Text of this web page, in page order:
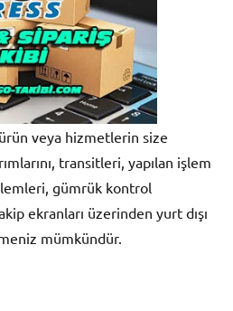
ürün veya hizmetlerin size
transitleri, yapılan işlem
gümrük kontrol
ekranları üzerinden yurt dışı
mümkündür.